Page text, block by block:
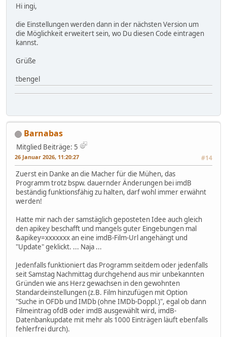
Hi ingi,
die Einstellungen werden dann in der nächsten Version um
die Möglichkeit erweitert sein, wo Du diesen Code eintragen
kannst.
Grüße
tbengel
Barnabas
Mitglied Beiträge: 5
26 Januar 2026, 11:20:27 #14
Zuerst ein Danke an die Macher für die Mühen, das
Programm trotz bspw. dauernder Änderungen bei imdB
beständig funktionsfähig zu halten, darf wohl immer erwähnt
werden!
Hatte mir nach der samstäglich geposteten Idee auch gleich
den apikey beschafft und mangels guter Eingebungen mal
&apikey=xxxxxxx an eine imdB-Film-Url angehängt und
"Update" geklickt. ... Naja ...
Jedenfalls funktioniert das Programm seitdem oder jedenfalls
seit Samstag Nachmittag durchgehend aus mir unbekannten
Gründen wie ans Herz gewachsen in den gewohnten
Standardeinstellungen (z.B. Film hinzufügen mit Option
"Suche in OFDb und IMDb (ohne IMDb-Doppl.)", egal ob dann
Filmeintrag ofdB oder imdB ausgewählt wird, imdB-
Datenbankupdate mit mehr als 1000 Einträgen läuft ebenfalls
fehlerfrei durch).